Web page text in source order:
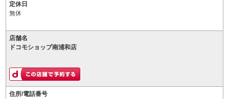
定休日
無休
店舗名
ドコモショップ南浦和店
住所/電話番号